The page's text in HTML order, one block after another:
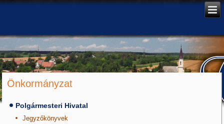
Önkormányzat
Polgármesteri Hivatal
Jegyzőkönyvek